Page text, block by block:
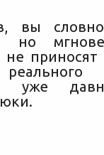
вы
но
приносят
уже